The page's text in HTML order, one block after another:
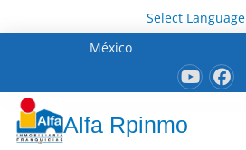
Select Language
México
Alfa Rpinmo